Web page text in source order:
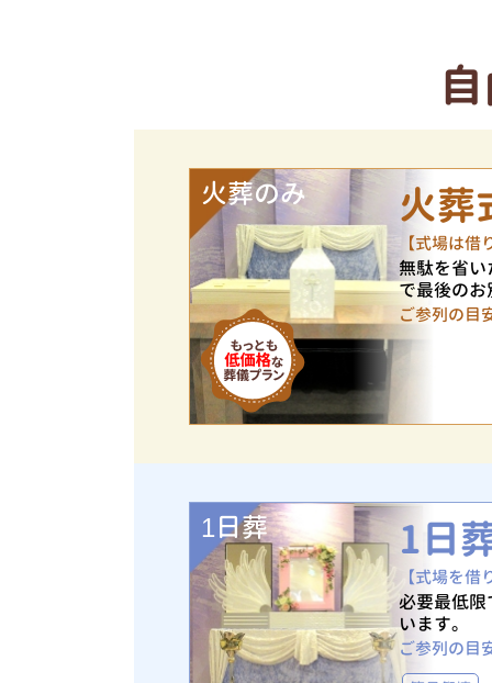
火葬のみ 火葬
【式場は
無駄を省
で最後の
ご参列の目
1日葬 1日
【式場を
必要最低
います。
ご参列の目